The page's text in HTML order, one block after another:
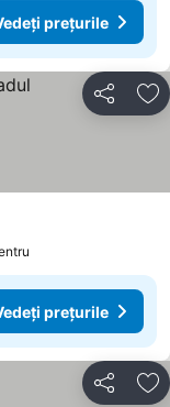
prețurile
Distribuiți
prețurile
Distribuiți